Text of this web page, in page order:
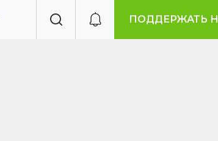
ПОДДЕРЖАТЬ